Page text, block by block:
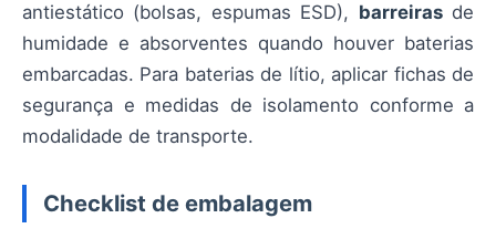
antiestático (bolsas, espumas ESD), barreirasde
humidade e absorventes quando houver baterias
embarcadas. Para baterias de lítio, aplicar fichas de
segurança e medidas de isolamento conforme a
modalidade de transporte.
Checklist de embalagem